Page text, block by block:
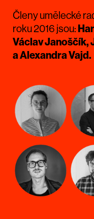
Členy umělecké
roku 2016 jsou:
Václav Janoščík,
a Alexandra Vajd.